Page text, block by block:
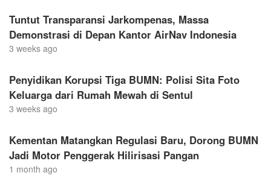
Tuntut Transparansi Jarkompenas, Massa
Demonstrasi di Depan Kantor AirNav Indonesia
3 weeks ago
Penyidikan Korupsi Tiga BUMN: Polisi Sita Foto
Keluarga dari Rumah Mewah di Sentul
3 weeks ago
Kementan Matangkan Regulasi Baru, Dorong BUMN
Jadi Motor Penggerak Hilirisasi Pangan
1 month ago